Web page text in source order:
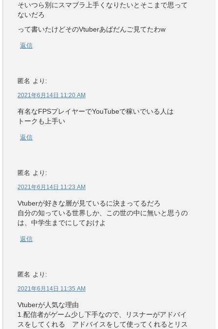
そいつら別にスマブラ上手くなりたいとそこまで思って
ないだろ
って書いたけどそのVtuberあばだんご見てたわw
返信
匿名 より:
2021年6月14日 11:20 AM
有名なFPSプレイヤーでYouTubeで稼いでいる人は
トークも上手い
返信
匿名 より:
2021年6月14日 11:23 AM
Vtuberが好きな層が見ているに決まってるだろ
自分の知っている世界しか、この世の中に無いと思うの
は、中学生までにしておけよ
返信
匿名 より:
2021年6月14日 11:35 AM
Vtuberが人気な理由
1.配信者がゲーム少し下手なので、リスナーがアドバイ
スをしてくれる アドバイスをして使ってくれるとリス